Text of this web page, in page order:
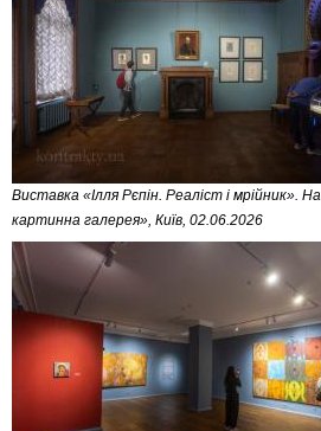
Виставка «Ілля Рєпін. Реаліст і мрійник».
картинна галерея», Київ, 02.06.2026